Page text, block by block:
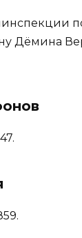
Дёмина